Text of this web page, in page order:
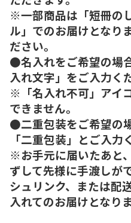
※一部商品は「短冊の
ル」でのお届けとなり
ださい。
●名入れをご希望の場
入れ文字」をご入力く
※「名入れ不可」アイ
できません。
●二重包装をご希望の
「二重包装」とご入力
※お手元に届いたあと
ずして先様に手渡しが
シュリンク、または配
入れてのお届けとなりま